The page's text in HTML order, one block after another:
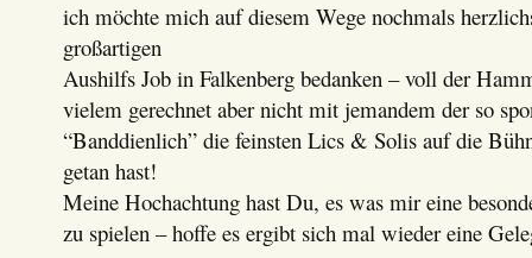
ich möchte mich auf diesem Wege nochmals
großartigen
Aushilfs Job in Falkenberg bedanken – voll der
vielem gerechnet aber nicht mit jemandem der so
“Banddienlich” die feinsten Lics & Solis auf die
getan hast!
Meine Hochachtung hast Du, es was mir eine
zu spielen – hoffe es ergibt sich mal wieder eine